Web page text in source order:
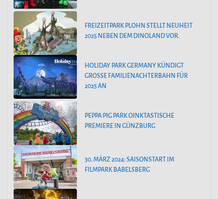
FREIZEITPARK PLOHN STELLT NEUHEIT
2025 NEBEN DEM DINOLAND VOR.
HOLIDAY PARK GERMANY KÜNDIGT
GROSSE FAMILIENACHTERBAHN FÜR 2
025 AN
PEPPA PIG PARK OINKTASTISCHE
PREMIERE IN GÜNZBURG
30. MÄRZ 2024: SAISONSTART IM
FILMPARK BABELSBERG